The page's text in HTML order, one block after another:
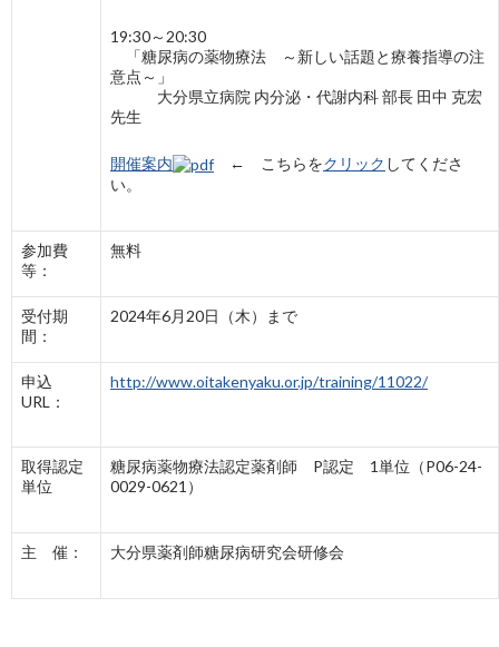
19:30～20:30
「糖尿病の薬物療法 ～新しい話題と療養指導の注
意点～」
大分県立病院 内分泌・代謝内科 部長 田中 克宏
先生
開催案内 ← こちらをクリック してくださ
い。
参加費
等：
無料
受付期
間：
2024年6月20日（木）まで
申込
URL：
http://www.oitakenyaku.or.jp/training/11022/
取得認定
単位
糖尿病薬物療法認定薬剤師 P認定 1単位（P06-24-
0029-0621）
主 催： 大分県薬剤師糖尿病研究会研修会